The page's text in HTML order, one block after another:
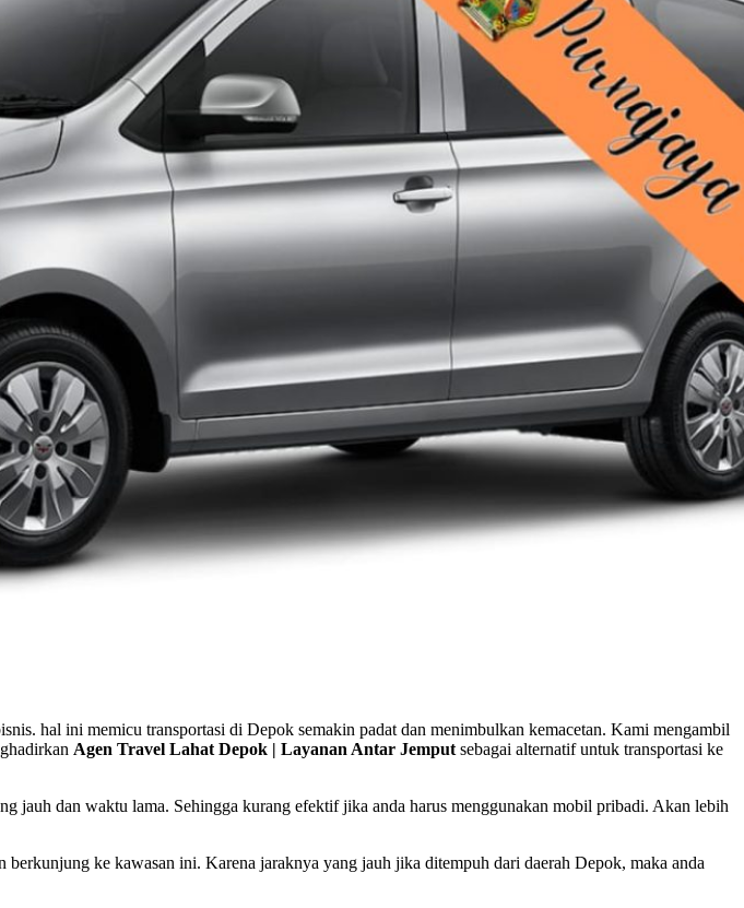
hal ini memicu transportasi di Depok semakin padat dan menimbulkan kemacetan. Kami mengambil
Agen Travel Lahat Depok | Layanan Antar Jemput sebagai alternatif untuk transportasi ke
jauh dan waktu lama. Sehingga kurang efektif jika anda harus menggunakan mobil pribadi. Akan lebih
ke kawasan ini. Karena jaraknya yang jauh jika ditempuh dari daerah Depok, maka anda